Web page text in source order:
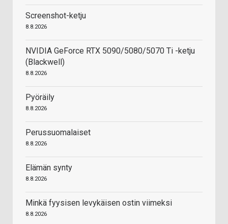
Screenshot-ketju
8.8.2026
NVIDIA GeForce RTX 5090/5080/5070 Ti -ketju
(Blackwell)
8.8.2026
Pyöräily
8.8.2026
Perussuomalaiset
8.8.2026
Elämän synty
8.8.2026
Minkä fyysisen levykäisen ostin viimeksi
8.8.2026